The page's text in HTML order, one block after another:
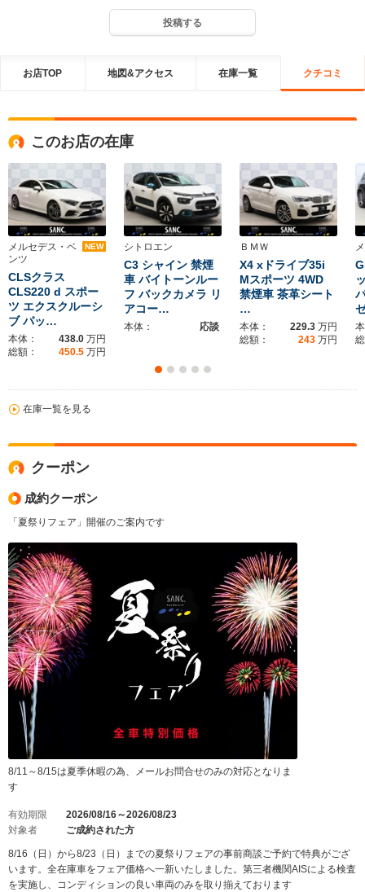
投稿する
お店TOP 地図&アクセス 在庫一覧 クチコミ
このお店の在庫
メルセデス・ベ
ンツ
NEW
CLSクラス
CLS220 d スポー
ツ エクスクルーシ
ブ パッ…
本体： 438.0 万円
総額：
450.5 万円
シトロエン
C3 シャイン 禁煙
車 バイトーンルー
フ バックカメラ リ
アコー…
本体： 応談
ＢＭＷ
X4 xドライブ35i
Mスポーツ 4WD
禁煙車 茶革シート
…
本体： 229.3 万円
総額：
243 万円
在庫一覧を見る
クーポン
成約クーポン
「夏祭りフェア」開催のご案内です
8/11～8/15は夏季休暇の為、メールお問合せのみの対応となりま
す
有効期限
2026/08/16～2026/08/23
対象者
ご成約された方
8/16（日）から8/23（日）までの夏祭りフェアの事前商談ご予約で特典がござ
います。全在庫車をフェア価格へ一新いたしました。第三者機関AISによる検査
を実施し、コンディションの良い車両のみを取り揃えております